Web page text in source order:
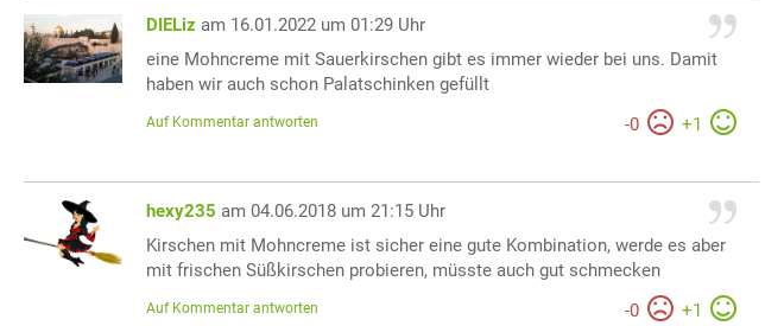
DIELiz am 16.01.2022 um 01:29 Uhr
eine Mohncreme mit Sauerkirschen gibt es immer wieder bei uns. Damit
haben wir auch schon Palatschinken gefüllt
-0 +1
Auf Kommentar antworten
hexy235 am 04.06.2018 um 21:15 Uhr
Kirschen mit Mohncreme ist sicher eine gute Kombination, werde es aber
mit frischen Süßkirschen probieren, müsste auch gut schmecken
-0 +1
Auf Kommentar antworten